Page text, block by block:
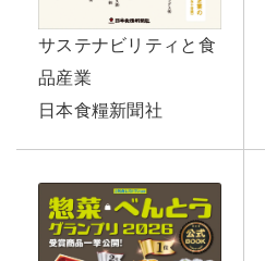
サステナビリティと食
品産業
日本食糧新聞社